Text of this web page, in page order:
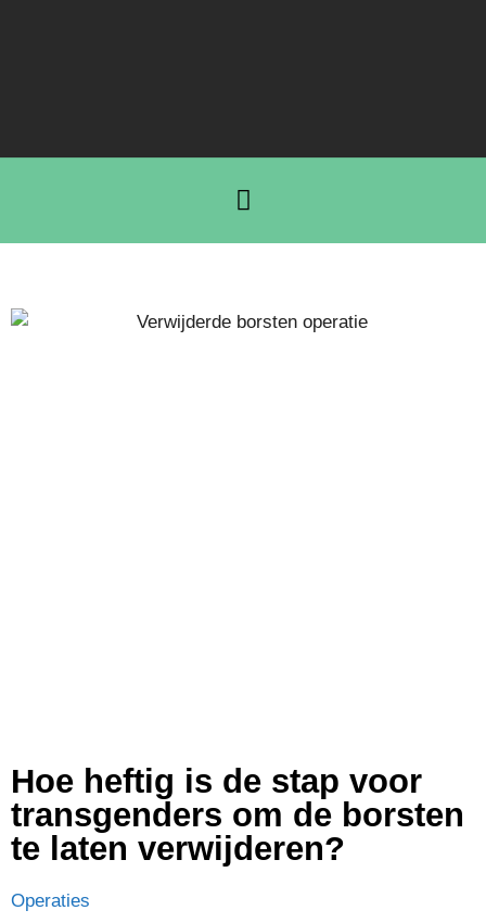
Hoe heftig is de stap voor
transgenders om de borsten
te laten verwijderen?
Operaties